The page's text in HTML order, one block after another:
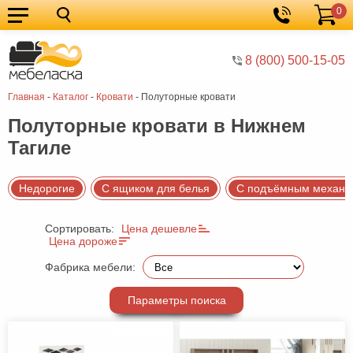
8 (800) 500-15-05
Корзина
0
Главная - Каталог - Кровати - Полуторные кровати
Кухонные
гарнитуры
Мебель
для
кухни
Мебель
для
спальни
Кровати
Шкафы
Диваны
Мягкая
Мебель
Полуторные кровати в Нижнем
Тагиле
Недорогие С ящиком для белья С подъёмным
Сортировать:
Цена дешевле
Цена дороже
Фабрика мебели:
Параметры поиска